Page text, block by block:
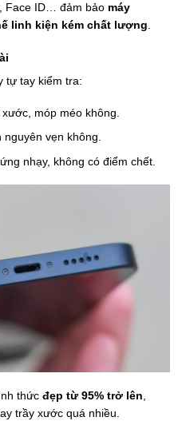
Face ID… đảm bảo máy
linh kiện kém chất lượng.
tự tay kiểm tra:
móp méo không.
nguyên vẹn không.
nhạy, không có điểm chết.
thức đẹp từ 95% trở lên
trầy xước quá nhiều.